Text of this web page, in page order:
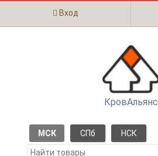
Вход
КровАльянс
МСК СПб НСК